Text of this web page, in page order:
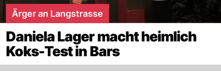
Ärger an Langstrasse
Daniela Lager macht heimlich
Koks-Test in Bars